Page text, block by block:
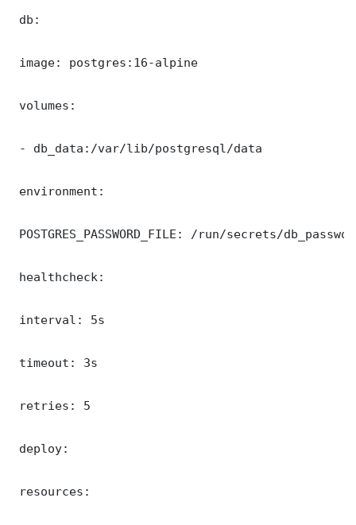
db:
image: postgres:16-alpine
volumes:
- db_data:/var/lib/postgresql/data
environment:
POSTGRES_PASSWORD_FILE: /run/secrets/
healthcheck:
interval: 5s
timeout: 3s
retries: 5
deploy:
resources: